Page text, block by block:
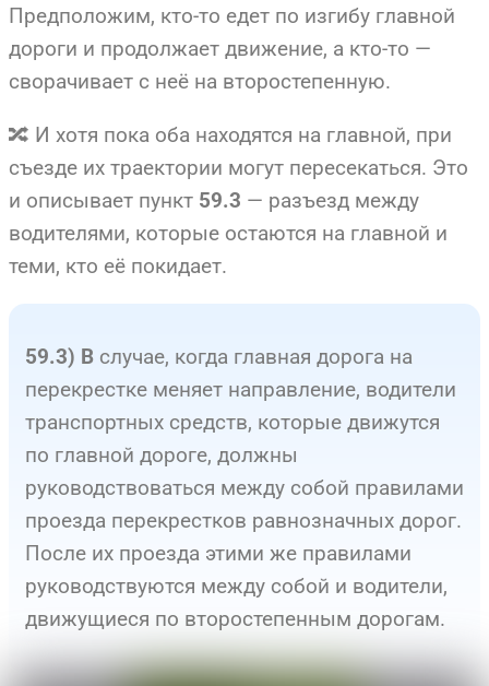
Предположим, кто-то едет по изгибу главной
дороги и продолжает движение, а кто-то —
сворачивает с неё на второстепенную.
🔀 И хотя пока оба находятся на главной, при
съезде их траектории могут пересекаться. Это
и описывает пункт 59.3 — разъезд между
водителями, которые остаются на главной и
теми, кто её покидает.
59.3) В случае, когда главная дорога на
перекрестке меняет направление, водители
транспортных средств, которые движутся
по главной дороге, должны
руководствоваться между собой правилами
проезда перекрестков равнозначных дорог.
После их проезда этими же правилами
руководствуются между собой и водители,
движущиеся по второстепенным дорогам.